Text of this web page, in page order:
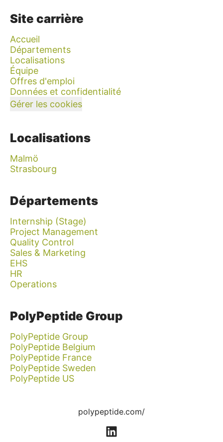
Site carrière
Accueil
Départements
Localisations
Équipe
Offres d'emploi
Données et confidentialité
Gérer les cookies
Localisations
Malmö
Strasbourg
Départements
Internship (Stage)
Project Management
Quality Control
Sales & Marketing
EHS
HR
Operations
PolyPeptide Group
PolyPeptide Group
PolyPeptide Belgium
PolyPeptide France
PolyPeptide Sweden
PolyPeptide US
polypeptide.com/